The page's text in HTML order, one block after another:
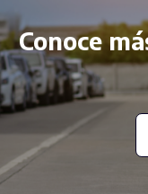
Conoce